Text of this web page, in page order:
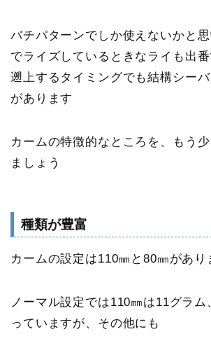
バチパターンでしか使えないかと
でライズしているときなライも出
遡上するタイミングでも結構シー
があります
カームの特徴的なところを、もう
ましょう
種類が豊富
カームの設定は110㎜と80㎜があり
ノーマル設定では110㎜は11グラ
っていますが、その他にも